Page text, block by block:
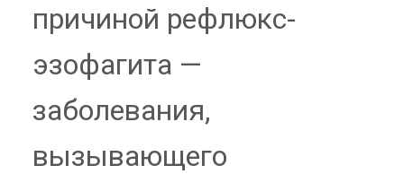
причиной рефлюкс-
эзофагита —
заболевания,
вызывающего